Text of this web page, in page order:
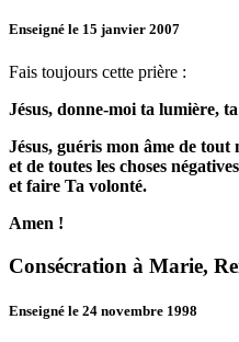
Enseigné le 15 janvier 2007
Fais toujours cette prière :
Jésus, donne-moi ta lumière,
Jésus, guéris mon âme de
et de toutes les choses
et faire Ta volonté.
Amen !
Consécration à Marie,
Enseigné le 24 novembre 1998